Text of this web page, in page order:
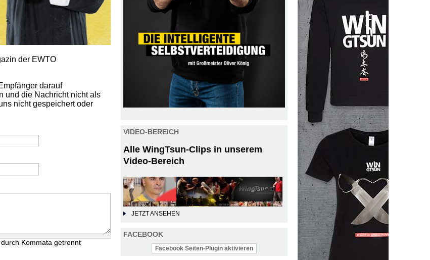
der EWTO
darauf
und die Nachricht nicht als
nicht gespeichert oder
Kommata getrennt
VIDEO-BEREICH
Alle WingTsun-Clips in unserem
Video-Bereich
JETZT ANSEHEN
FACEBOOK
Facebook Seiten-Plugin aktivieren